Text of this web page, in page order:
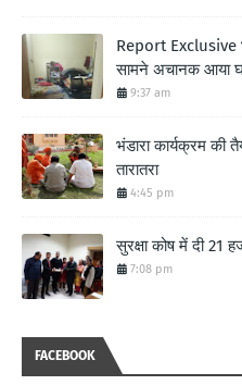
Report Exclusive
सामने अचानक आया
9:37 am
भंडारा कार्यक्रम की
तारातरा
4:45 pm
सुरक्षा कोष में दी 21
7:08 pm
FACEBOOK